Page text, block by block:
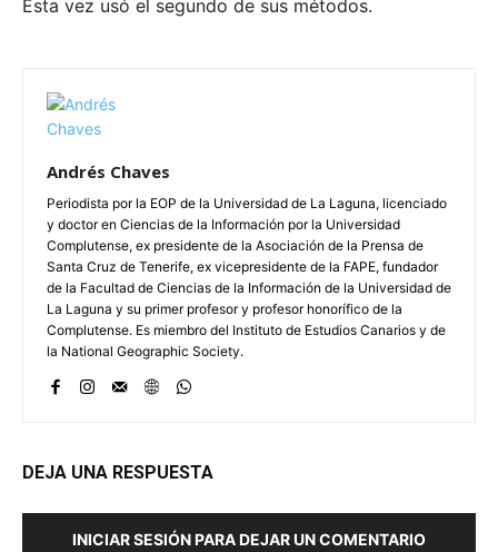
Esta vez usó el segundo de sus métodos.
Andrés Chaves
Periodista por la EOP de la Universidad de La Laguna, licenciado
y doctor en Ciencias de la Información por la Universidad
Complutense, ex presidente de la Asociación de la Prensa de
Santa Cruz de Tenerife, ex vicepresidente de la FAPE, fundador
de la Facultad de Ciencias de la Información de la Universidad de
La Laguna y su primer profesor y profesor honorífico de la
Complutense. Es miembro del Instituto de Estudios Canarios y de
la National Geographic Society.
DEJA UNA RESPUESTA
INICIAR SESIÓN PARA DEJAR UN COMENTARIO